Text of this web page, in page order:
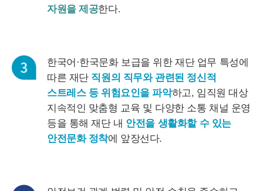
자원을 제공한다.
한국어·한국문화 보급을 위한 재단 업무 특성에
따른 재단 직원의 직무와 관련된 정신적
스트레스 등 위험요인을 파악하고, 임직원 대상
지속적인 맞춤형 교육 및 다양한 소통 채널 운영
등을 통해 재단 내 안전을 생활화할 수 있는
안전문화 정착에 앞장선다.